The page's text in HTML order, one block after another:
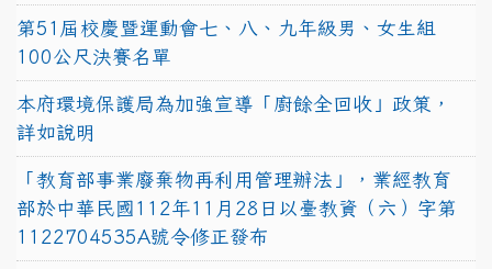
第51屆校慶暨運動會七、八、九年級男、女生組
100公尺決賽名單
本府環境保護局為加強宣導「廚餘全回收」政策，
詳如說明
「教育部事業廢棄物再利用管理辦法」，業經教育
部於中華民國112年11月28日以臺教資（六）字第
1122704535A號令修正發布